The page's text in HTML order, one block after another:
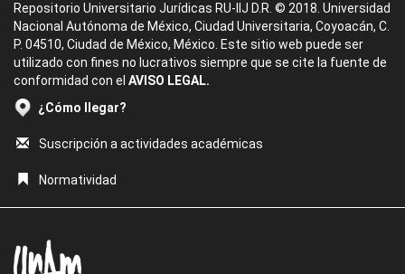
Repositorio Universitario Jurídicas RU-IIJ D.R. © 2018. Universidad
Nacional Autónoma de México, Ciudad Universitaria, Coyoacán, C.
P. 04510, Ciudad de México, México. Este sitio web puede ser
utilizado con fines no lucrativos siempre que se cite la fuente de
conformidad con el AVISO LEGAL.
¿Cómo llegar?
Suscripción a actividades académicas
Normatividad